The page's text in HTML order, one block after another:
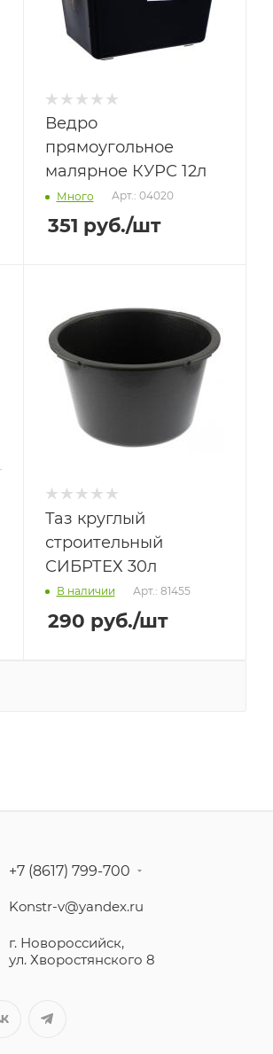
Ведро
прямоугольное
малярное КУРС 12л
Много Арт.: 04020
351 руб./шт
Таз круглый
строительный
СИБРТЕХ 30л
В наличии Арт.: 81455
290 руб./шт
+7 (8617) 799-700
Konstr-v@yandex.ru
г. Новороссийск,
ул. Хворостянского 8